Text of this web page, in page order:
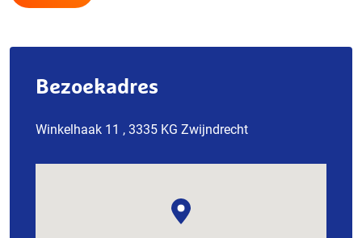
Bezoekadres
Winkelhaak 11 , 3335 KG Zwijndrecht